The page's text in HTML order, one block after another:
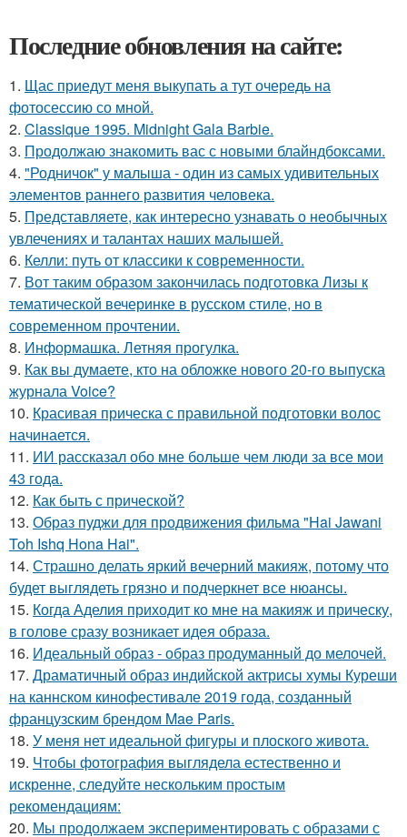
Последние обновления на сайте:
1. Щас приедут меня выкупать а тут очередь на
фотосессию со мной.
2. Classique 1995. Midnight Gala Barbie.
3. Продолжаю знакомить вас с новыми блайндбоксами.
4. "Родничок" у малыша - один из самых удивительных
элементов раннего развития человека.
5. Представляете, как интересно узнавать о необычных
увлечениях и талантах наших малышей.
6. Келли: путь от классики к современности.
7. Вот таким образом закончилась подготовка Лизы к
тематической вечеринке в русском стиле, но в
современном прочтении.
8. Информашка. Летняя прогулка.
9. Как вы думаете, кто на обложке нового 20-го выпуска
журнала Voice?
10. Красивая прическа с правильной подготовки волос
начинается.
11. ИИ рассказал обо мне больше чем люди за все мои
43 года.
12. Как быть с прической?
13. Образ пуджи для продвижения фильма "Hai Jawani
Toh Ishq Hona Hai".
14. Страшно делать яркий вечерний макияж, потому что
будет выглядеть грязно и подчеркнет все нюансы.
15. Когда Аделия приходит ко мне на макияж и прическу,
в голове сразу возникает идея образа.
16. Идеальный образ - образ продуманный до мелочей.
17. Драматичный образ индийской актрисы хумы Куреши
на каннском кинофестивале 2019 года, созданный
французским брендом Mae Paris.
18. У меня нет идеальной фигуры и плоского живота.
19. Чтобы фотография выглядела естественно и
искренне, следуйте нескольким простым
рекомендациям:
20. Мы продолжаем экспериментировать с образами с